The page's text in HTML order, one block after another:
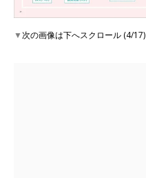
▼次の画像は下へスクロール (4/17)